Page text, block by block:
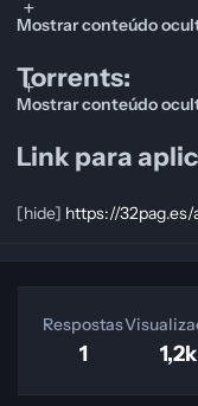
Mostrar conteúdo
Torrents:
Mostrar conteúdo
Link para
[hide] https://32pag.es/
Respostas
1 1,2k